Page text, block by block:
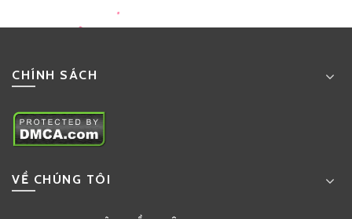
CHÍNH SÁCH
VỀ CHÚNG TÔI